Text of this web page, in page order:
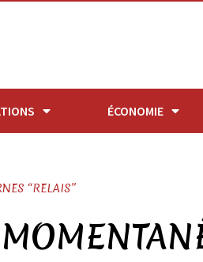
ÉCONOMIE
“RELAIS”